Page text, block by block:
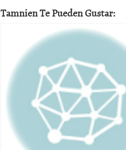
Tamnien Te Pueden Gustar: